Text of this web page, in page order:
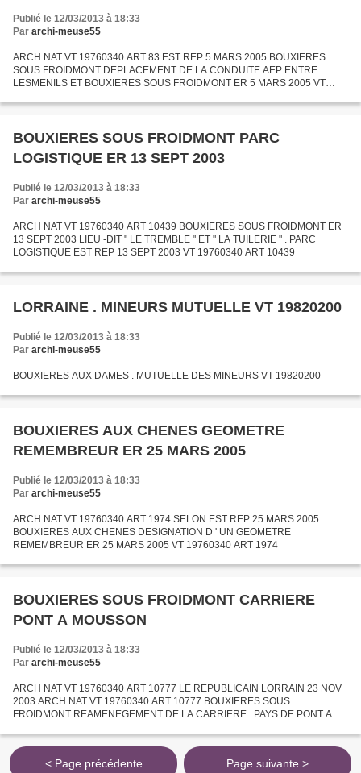
Publié le 12/03/2013 à 18:33
Par archi-meuse55
ARCH NAT VT 19760340 ART 83 EST REP 5 MARS 2005 BOUXIERES
SOUS FROIDMONT DEPLACEMENT DE LA CONDUITE AEP ENTRE
LESMENILS ET BOUXIERES SOUS FROIDMONT ER 5 MARS 2005 VT
BOUXIERES SOUS FROIDMONT PARC
LOGISTIQUE ER 13 SEPT 2003
Publié le 12/03/2013 à 18:33
Par archi-meuse55
ARCH NAT VT 19760340 ART 10439 BOUXIERES SOUS FROIDMONT ER
13 SEPT 2003 LIEU -DIT " LE TREMBLE " ET " LA TUILERIE " . PARC
LOGISTIQUE EST REP 13 SEPT 2003 VT 19760340 ART 10439
LORRAINE . MINEURS MUTUELLE VT 19820200
Publié le 12/03/2013 à 18:33
Par archi-meuse55
BOUXIERES AUX DAMES . MUTUELLE DES MINEURS VT 19820200
BOUXIERES AUX CHENES GEOMETRE
REMEMBREUR ER 25 MARS 2005
Publié le 12/03/2013 à 18:33
Par archi-meuse55
ARCH NAT VT 19760340 ART 1974 SELON EST REP 25 MARS 2005
BOUXIERES AUX CHENES DESIGNATION D ' UN GEOMETRE
REMEMBREUR ER 25 MARS 2005 VT 19760340 ART 1974
BOUXIERES SOUS FROIDMONT CARRIERE
PONT A MOUSSON
Publié le 12/03/2013 à 18:33
Par archi-meuse55
ARCH NAT VT 19760340 ART 10777 LE REPUBLICAIN LORRAIN 23 NOV
2003 ARCH NAT VT 19760340 ART 10777 BOUXIERES SOUS
FROIDMONT REAMENEGEMENT DE LA CARRIERE . PAYS DE PONT A
10777
< Page précédente Page suivante >